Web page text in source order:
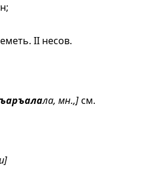
II несов.
ла, мн.,]см.